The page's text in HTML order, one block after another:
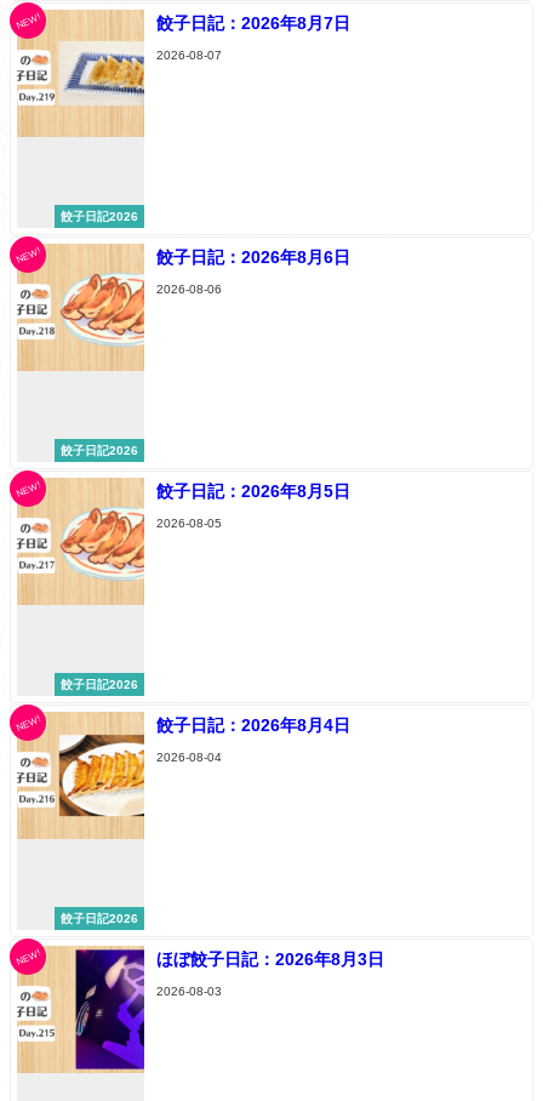
NEW!
餃子日記2026
餃子日記：2026年8月7日
2026-08-07
NEW!
餃子日記2026
餃子日記：2026年8月6日
2026-08-06
NEW!
餃子日記2026
餃子日記：2026年8月5日
2026-08-05
NEW!
餃子日記2026
餃子日記：2026年8月4日
2026-08-04
NEW! ほぼ餃子日記：2026年8月3日
2026-08-03